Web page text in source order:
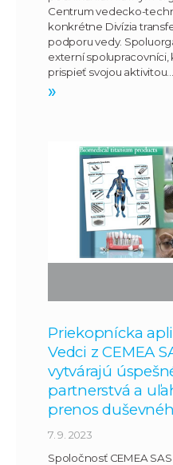
Centrum vedecko-
konkrétne Divízia
podporu vedy.
externí
prispieť svojou aktivitou…
»
Priekopnícka
Vedci z CEMEA
vytvárajú
partnerstvá a
prenos
7. 9. 2023
Spoločnosť CEMEA